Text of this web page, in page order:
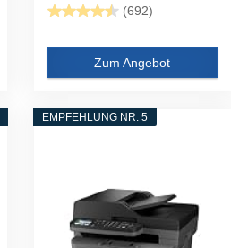
er...
(692)
Zum Angebot
EMPFEHLUNG NR. 5